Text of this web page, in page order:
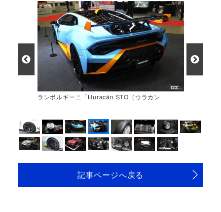
ランボルギーニ「Huracán STO（ウラカン
記事ページへ戻る